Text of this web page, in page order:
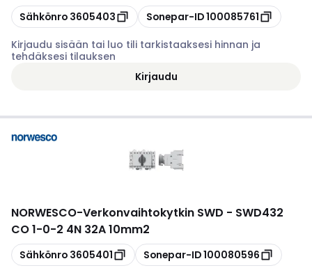
Kopioi
Sähkönro 3605403 Kopioi
Sonepar-ID100085761
Kirjaudu sisään tai luo tili tarkistaaksesi hinnan ja
tehdäksesi tilauksen
Kirjaudu
NORWESCO-Verkonvaihtokytkin SWD - SWD432
CO 1-0-2 4N 32A 10mm2
Kopioi
Sähkönro 3605401 Kopioi
Sonepar-ID100080596